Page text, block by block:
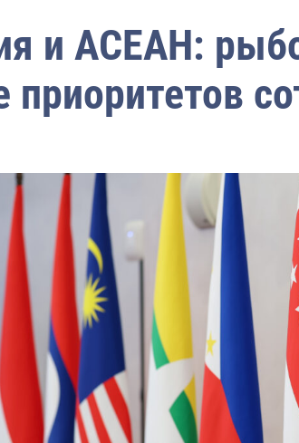
и АСЕАН:
приоритетов